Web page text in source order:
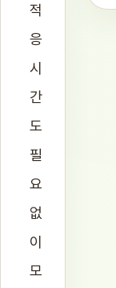
적
응
시
간
도
필
요
없
이
모